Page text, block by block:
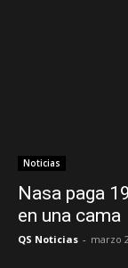
Noticias
Nasa paga
en una cama
QS Noticias - marzo